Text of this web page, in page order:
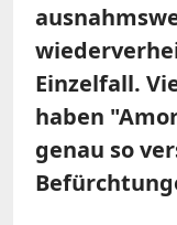
Einzelfall.
haben
genau so